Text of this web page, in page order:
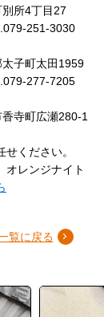
所4丁目27
251-3030
子町太田1959
277-7205
寺町広瀬280-1
ください。
レンジナイト
覧に戻る